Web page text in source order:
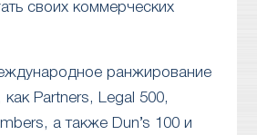
своих коммерческих
ранжирование
как Partners, Legal 500,
а также Dun’s 100 и